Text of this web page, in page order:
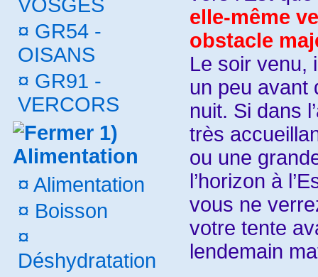
VOSGES
¤ GR54 -
OISANS
¤ GR91 -
VERCORS
1)
Alimentation
¤ Alimentation
¤ Boisson
¤
Déshydratation
elle-même
obstacle
Le soir venu,
un peu avant
nuit. Si dans
très
ou une
l’horizon à
vous ne
votre tente
lendemain